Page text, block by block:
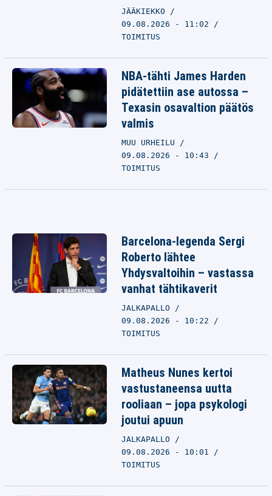
JÄÄKIEKKO
09.08.2026 - 11:02
TOIMITUS
NBA-tähti James Harden
pidätettiin ase autossa –
Texasin osavaltion päätös
valmis
MUU URHEILU
09.08.2026 - 10:43
TOIMITUS
Barcelona-legenda Sergi
Roberto lähtee
Yhdysvaltoihin – vastassa
vanhat tähtikaverit
JALKAPALLO
09.08.2026 - 10:22
TOIMITUS
Matheus Nunes kertoi
vastustaneensa uutta
rooliaan – jopa psykologi
joutui apuun
JALKAPALLO
09.08.2026 - 10:01
TOIMITUS